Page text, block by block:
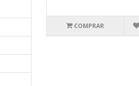
COMPRAR